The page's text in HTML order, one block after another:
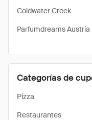
Coldwater Creek
Parfumdreams Austria
Categorías de
Pizza
Restaurantes